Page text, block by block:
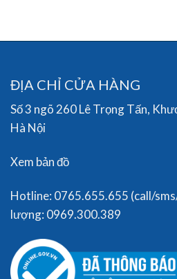
ĐỊA CHỈ CỬA HÀNG
Số 3 ngõ 260 Lê Trọng Tấn,
Hà Nội
Xem bản đồ
Hotline: 0765.655.655 (call/
lượng: 0969.300.389